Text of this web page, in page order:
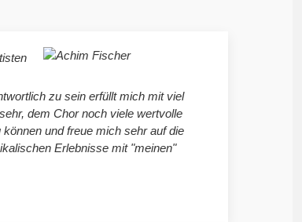
zu sein erfüllt mich mit viel
dem Chor noch viele wertvolle
und freue mich sehr auf die
Erlebnisse mit "meinen"